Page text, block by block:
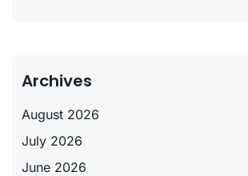
Archives
August 2026
July 2026
June 2026